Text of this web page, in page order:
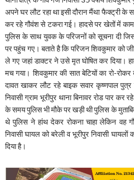
अपने घर लौट रहा था इसी दौरान मैंथा फैक्ट्री के
कर रहे गौवंश से टकरा गई। हादसे पर खेतों में
पुलिस के साथ युवक के परिजनों को सूचना दी
पर पहुंच गए। बताते है कि परिजन शिवकुमार को
ले गए जहां डाक्टर ने उसे मृत घोषित कर दिया।
मच गया। शिवकुमार की सात बेटियों का रो-
दावत खाकर लौट रहे बाइक सवार कृष्णपाल पुत्र
निवासी ग्राम भूरीपुर थाना बिनावर रोड पार
के समय पुलिस भी मौके पर खड़ी थी पुलिस के
थे पुलिस ने हांथ देकर रोकना चाहा लेकिन
निवासी घायल को बरेली व भूरीपुर निवासी
दिया है।